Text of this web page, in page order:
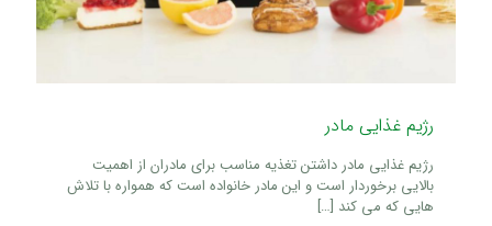
رژیم غذایی مادر
رژیم غذایی مادر داشتن تغذیه مناسب برای مادران از اهمیت
بالایی برخوردار است و این مادر خانواده است که همواره با تلاش
هایی که می کند […]